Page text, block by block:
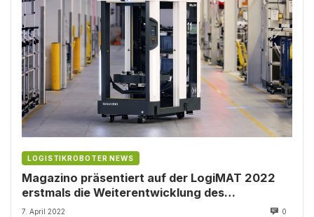
LOGISTIKROBOTER NEWS
Magazino präsentiert auf der LogiMAT 2022
erstmals die Weiterentwicklung des
Roboters SOTO
7. April 2022 0